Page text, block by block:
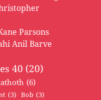
Parsons
Anil Barve
40 (20)
(6)
(3) Bob (3)